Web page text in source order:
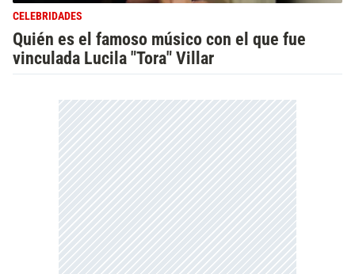
CELEBRIDADES
Quién es el famoso músico con el que fue
vinculada Lucila "Tora" Villar